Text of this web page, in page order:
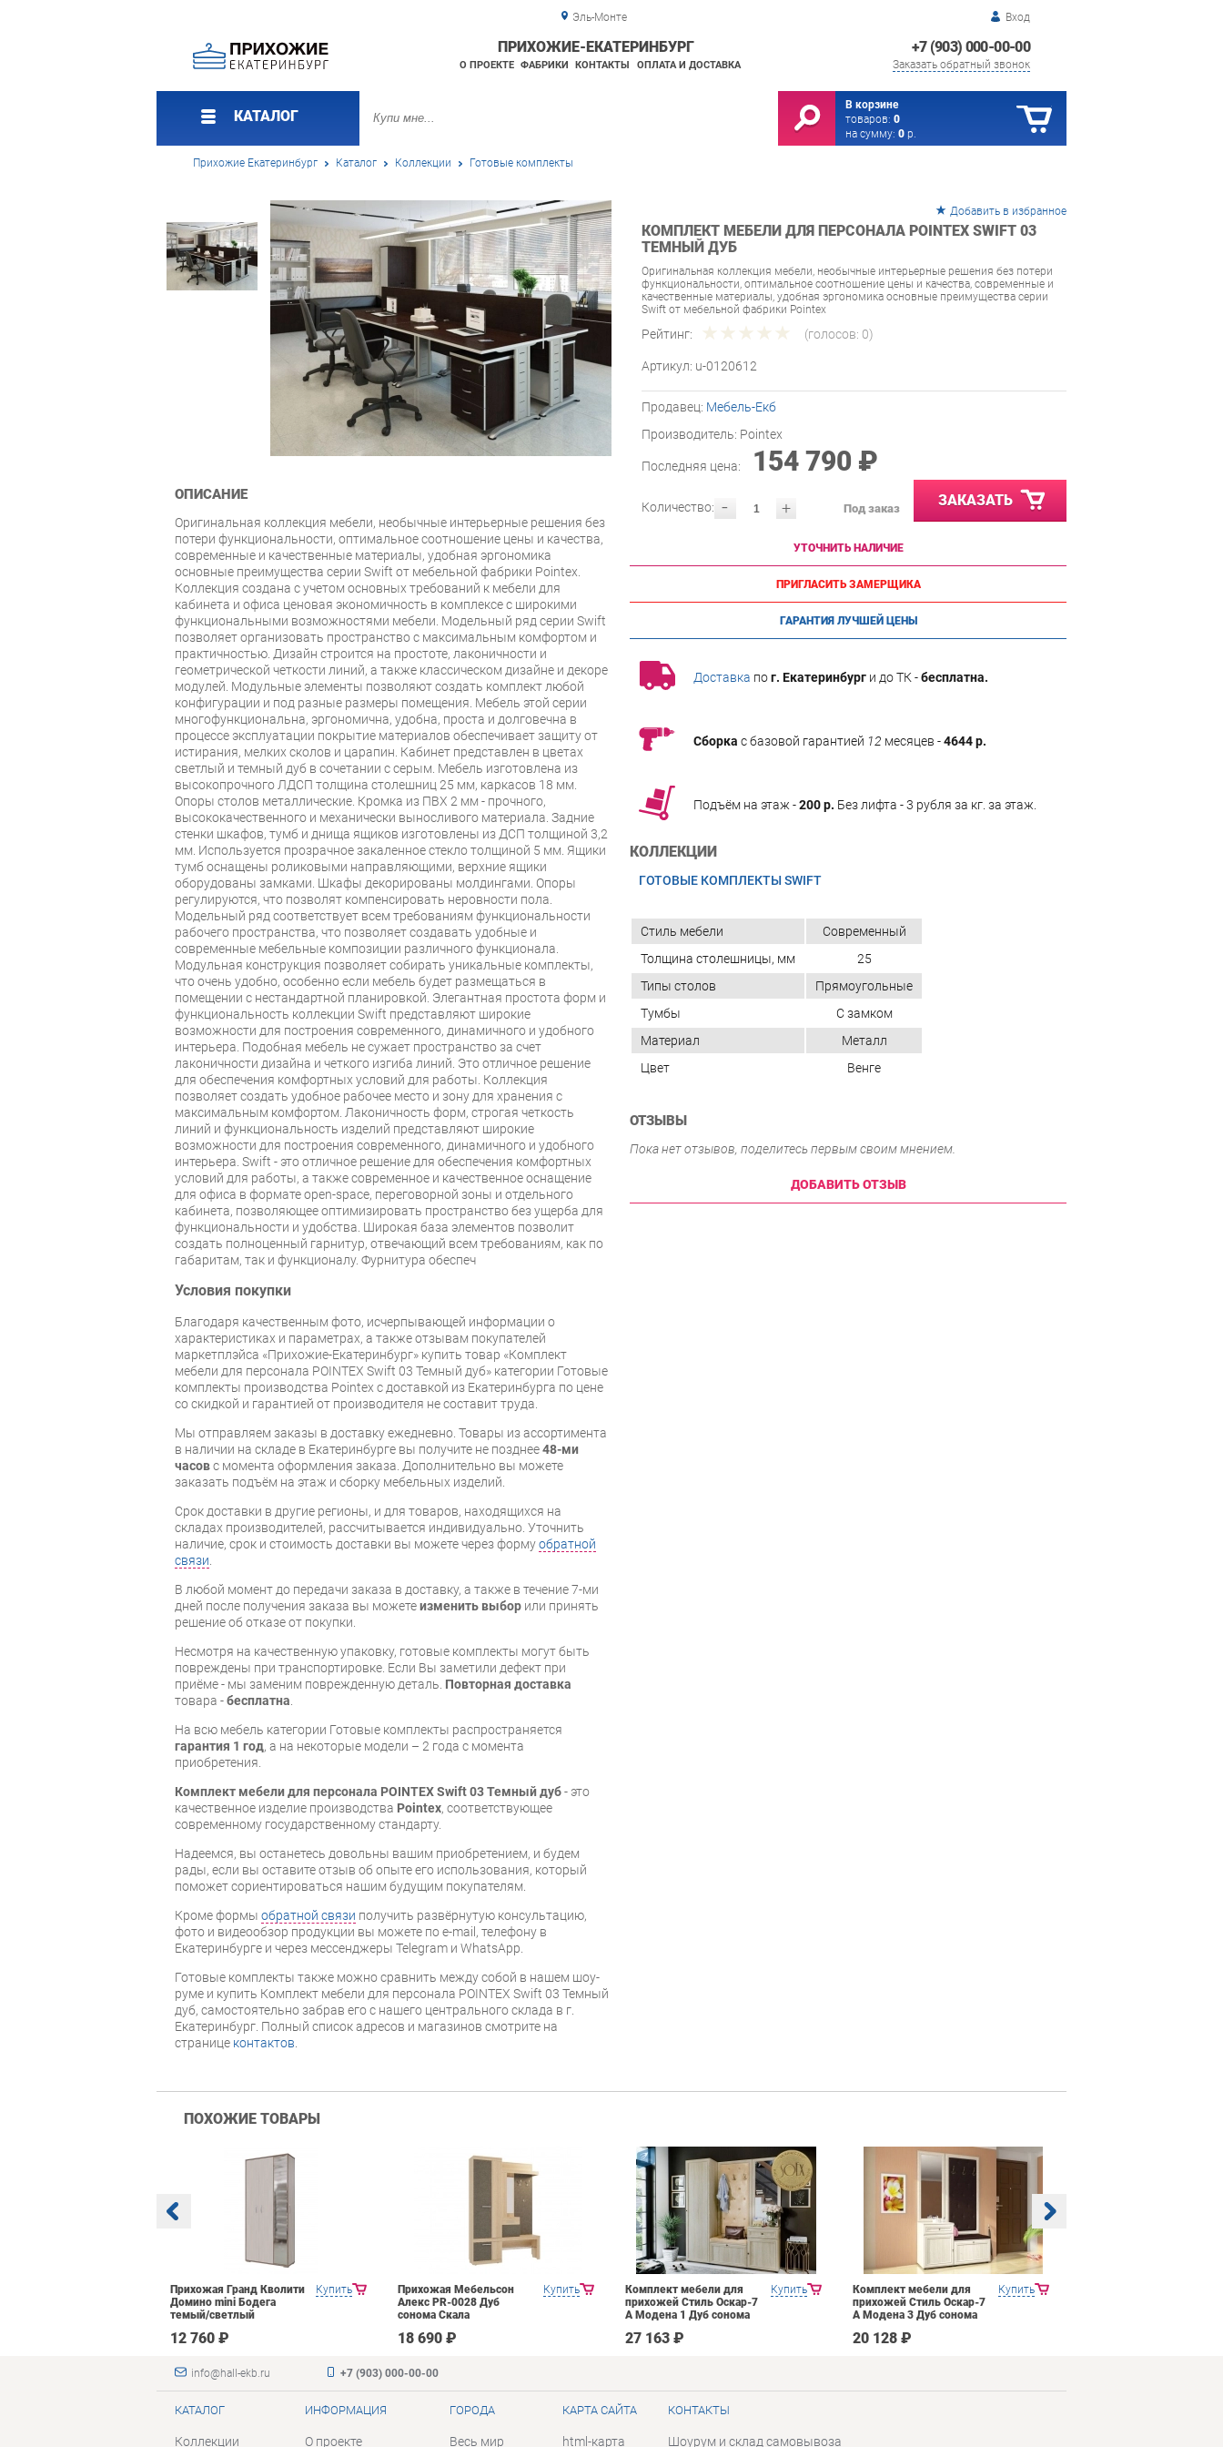
Эль-Монте Вход
+7 (903) 000-00-00
Заказать обратный звонок
ПРИХОЖИЕ-ЕКАТЕРИНБУРГ
О ПРОЕКТЕ ФАБРИКИ КОНТАКТЫ ОПЛАТА И ДОСТАВКА
КАТАЛОГ
В корзине
товаров: 0
на сумму: 0 р.
Прихожие Екатеринбург Каталог Коллекции Готовые комплекты
Добавить в избранное
КОМПЛЕКТ МЕБЕЛИ ДЛЯ ПЕРСОНАЛА POINTEX SWIFT 03
ТЕМНЫЙ ДУБ
Оригинальная коллекция мебели, необычные интерьерные решения без потери
функциональности, оптимальное соотношение цены и качества, современные и
качественные материалы, удобная эргономика основные преимущества серии
Swift от мебельной фабрики Pointex
Рейтинг: (голосов: 0)
Артикул: u-0120612
Продавец: Мебель-Екб
Производитель: Pointex
Последняя цена: 154 790 ₽
- +
Количество: Под заказ ЗАКАЗАТЬ
УТОЧНИТЬ НАЛИЧИЕ
ПРИГЛАСИТЬ ЗАМЕРЩИКА
ГАРАНТИЯ ЛУЧШЕЙ ЦЕНЫ
Доставка пог. Екатеринбург и до ТК -бесплатна.
Сборка с базовой гарантией 12 месяцев -4644 р.
Подъём на этаж -200 р. Без лифта - 3 рубля за кг. за этаж.
КОЛЛЕКЦИИ
ГОТОВЫЕ КОМПЛЕКТЫ SWIFT
ОПИСАНИЕ
Оригинальная коллекция мебели, необычные интерьерные решения без
потери функциональности, оптимальное соотношение цены и качества,
современные и качественные материалы, удобная эргономика
основные преимущества серии Swift от мебельной фабрики Pointex.
Коллекция создана с учетом основных требований к мебели для
кабинета и офиса ценовая экономичность в комплексе с широкими
функциональными возможностями мебели. Модельный ряд серии Swift
позволяет организовать пространство с максимальным комфортом и
практичностью. Дизайн строится на простоте, лаконичности и
геометрической четкости линий, а также классическом дизайне и декоре
модулей. Модульные элементы позволяют создать комплект любой
конфигурации и под разные размеры помещения. Мебель этой серии
многофункциональна, эргономична, удобна, проста и долговечна в
процессе эксплуатации покрытие материалов обеспечивает защиту от
истирания, мелких сколов и царапин. Кабинет представлен в цветах
светлый и темный дуб в сочетании с серым. Мебель изготовлена из
высокопрочного ЛДСП толщина столешниц 25 мм, каркасов 18 мм.
Опоры столов металлические. Кромка из ПВХ 2 мм - прочного,
высококачественного и механически выносливого материала. Задние
стенки шкафов, тумб и днища ящиков изготовлены из ДСП толщиной 3,2
мм. Используется прозрачное закаленное стекло толщиной 5 мм. Ящики
тумб оснащены роликовыми направляющими, верхние ящики
оборудованы замками. Шкафы декорированы молдингами. Опоры
регулируются, что позволят компенсировать неровности пола.
Модельный ряд соответствует всем требованиям функциональности
рабочего пространства, что позволяет создавать удобные и
современные мебельные композиции различного функционала.
Модульная конструкция позволяет собирать уникальные комплекты,
что очень удобно, особенно если мебель будет размещаться в
помещении с нестандартной планировкой. Элегантная простота форм и
функциональность коллекции Swift представляют широкие
возможности для построения современного, динамичного и удобного
интерьера. Подобная мебель не сужает пространство за счет
лаконичности дизайна и четкого изгиба линий. Это отличное решение
для обеспечения комфортных условий для работы. Коллекция
позволяет создать удобное рабочее место и зону для хранения с
максимальным комфортом. Лаконичность форм, строгая четкость
линий и функциональность изделий представляют широкие
возможности для построения современного, динамичного и удобного
интерьера. Swift - это отличное решение для обеспечения комфортных
условий для работы, а также современное и качественное оснащение
для офиса в формате open-space, переговорной зоны и отдельного
кабинета, позволяющее оптимизировать пространство без ущерба для
функциональности и удобства. Широкая база элементов позволит
создать полноценный гарнитур, отвечающий всем требованиям, как по
габаритам, так и функционалу. Фурнитура обеспеч
Условия покупки
Благодаря качественным фото, исчерпывающей информации о
характеристиках и параметрах, а также отзывам покупателей
маркетплэйса «Прихожие-Екатеринбург» купить товар «Комплект
мебели для персонала POINTEX Swift 03 Темный дуб» категории Готовые
комплекты производства Pointex с доставкой из Екатеринбурга по цене
со скидкой и гарантией от производителя не составит труда.
Мы отправляем заказы в доставку ежедневно. Товары из ассортимента
в наличии на складе в Екатеринбурге вы получите не позднее48-ми
часовс момента оформления заказа. Дополнительно вы можете
заказать подъём на этаж и сборку мебельных изделий.
Срок доставки в другие регионы, и для товаров, находящихся на
складах производителей, рассчитывается индивидуально. Уточнить
наличие, срок и стоимость доставки вы можете через формуобратной
связи.
В любой момент до передачи заказа в доставку, а также в течение 7-ми
дней после получения заказа вы можетеизменить выбор или принять
решение об отказе от покупки.
Несмотря на качественную упаковку, готовые комплекты могут быть
повреждены при транспортировке. Если Вы заметили дефект при
приёме - мы заменим поврежденную деталь. Повторная доставка
товара -бесплатна.
На всю мебель категории Готовые комплекты распространяется
гарантия 1 год, а на некоторые модели – 2 года с момента
приобретения.
Комплект мебели для персонала POINTEX Swift 03 Темный дуб- это
качественное изделие производства Pointex, соответствующее
современному государственному стандарту.
Надеемся, вы останетесь довольны вашим приобретением, и будем
рады, если вы оставите отзыв об опыте его использования, который
поможет сориентироваться нашим будущим покупателям.
Кроме формы обратной связи получить развёрнутую консультацию,
фото и видеообзор продукции вы можете по e-mail, телефону в
Екатеринбурге и через мессенджеры Telegram и WhatsApp.
Готовые комплекты также можно сравнить между собой в нашем шоу-
руме и купить Комплект мебели для персонала POINTEX Swift 03 Темный
дуб, самостоятельно забрав его с нашего центрального склада в г.
Екатеринбург. Полный список адресов и магазинов смотрите на
странице контактов.
Стиль мебели
Современный
Толщина столешницы, мм
25
Типы столов
Прямоугольные
Тумбы
С замком
Материал
Металл
Цвет
Венге
ОТЗЫВЫ
Пока нет отзывов, поделитесь первым своим мнением.
ДОБАВИТЬ ОТЗЫВ
ПОХОЖИЕ ТОВАРЫ
Купить
Прихожая Гранд Кволити
Домино mini Бодега
темый/светлый
12 760 ₽
Купить
Прихожая Мебельсон
Алекс PR-0028 Дуб
сонома Скала
18 690 ₽
Купить
Комплект мебели для
прихожей Стиль Оскар-7
А Модена 1 Дуб сонома
27 163 ₽
Купить
Комплект мебели для
прихожей Стиль Оскар-7
А Модена 3 Дуб сонома
20 128 ₽
info@hall-ekb.ru +7 (903) 000-00-00
КАТАЛОГ
Коллекции
ИНФОРМАЦИЯ
О проекте
ГОРОДА
Весь мир
КАРТА САЙТА
html-карта
КОНТАКТЫ
Шоурум и склад самовывоза